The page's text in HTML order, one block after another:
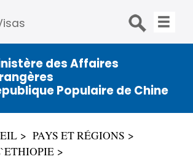
des Affaires
Populaire de Chine
PAYS ET RÉGIONS